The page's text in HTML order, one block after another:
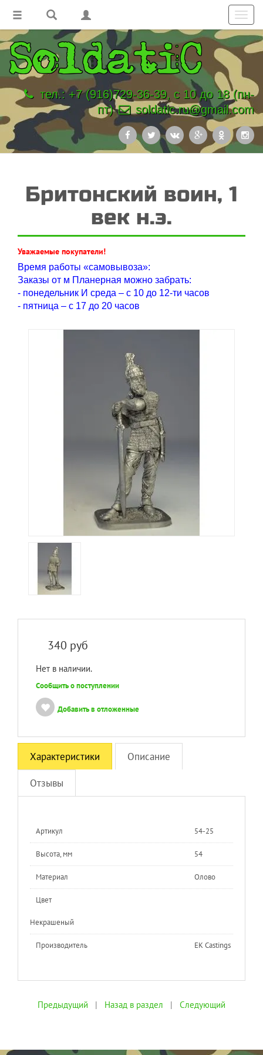
тел.: +7 (916)729-36-39, с 10 до 18 (пн-
пт)
soldatic.ru@gmail.com
Бритонский воин, 1
век н.э.
Уважаемые покупатели!
Время работы «самовывоза»:
Заказы от м Планерная можно забрать:
- понедельник И среда – с 10 до 12-ти часов
- пятница – с 17 до 20 часов
340 руб
Нет в наличии.
Сообщить о поступлении
Добавить в отложенные
Характеристики Описание
Отзывы
Артикул 54-25
Высота, мм 54
Материал Олово
Цвет
Некрашеный
Производитель EK Castings
Предыдущий | Назад в раздел | Следующий